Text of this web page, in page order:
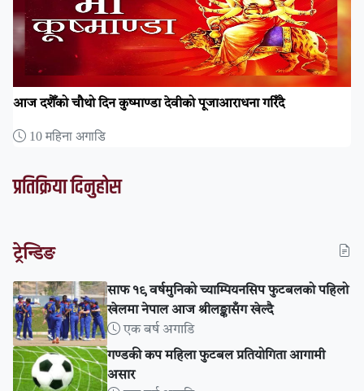
आज दशैँको चौथो दिन कुष्माण्डा देवीको पूजाआराधना गरिँदै
10 महिना अगाडि
प्रतिक्रिया दिनुहोस
ट्रेन्डिङ
साफ १९ वर्षमुनिको च्याम्पियनसिप फुटबलको पहिलो
खेलमा नेपाल आज श्रीलङ्कासँग खेल्दै
एक बर्ष अगाडि
गण्डकी कप महिला फुटबल प्रतियोगिता आगामी
असार